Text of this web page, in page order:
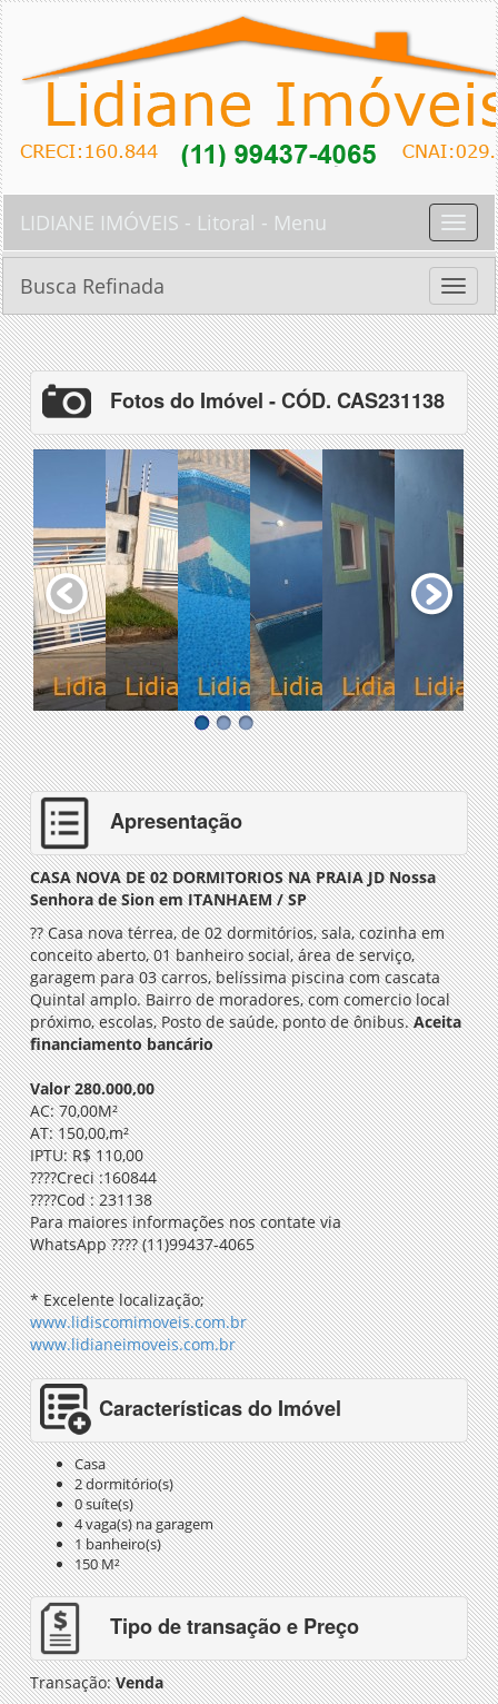
Toggle
LIDIANE IMÓVEIS - Litoral - Menu
Toggle
Busca Refinada
Fotos do Imóvel - CÓD. CAS231138
Apresentação
CASA NOVA DE 02 DORMITORIOS NA PRAIA JD Nossa
Senhora de Sion em ITANHAEM / SP
??Casa nova térrea, de 02 dormitórios, sala, cozinha em
conceito aberto, 01 banheiro social, área de serviço,
garagem para 03 carros, belíssima piscina com cascata
Quintal amplo. Bairro de moradores, com comercio local
próximo, escolas, Posto de saúde, ponto de ônibus.Aceita
financiamento bancário
Valor 280.000,00
AC: 70,00M²
AT: 150,00,m²
IPTU: R$ 110,00
????Creci :160844
????Cod : 231138
Para maiores informações nos contate via
WhatsApp????(11)99437-4065
* Excelente localização;
www.lidiscomimoveis.com.br
www.lidianeimoveis.com.br
Características do Imóvel
Casa
2 dormitório(s)
0 suíte(s)
4 vaga(s) na garagem
1 banheiro(s)
150 M²
Tipo de transação e Preço
Transação:Venda